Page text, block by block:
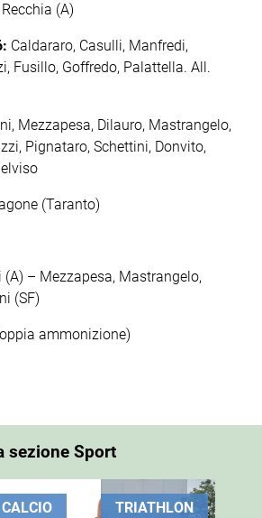
(A)
Caldararo, Casulli, Manfredi,
Fusillo, Goffredo, Palattella. All.
Mezzapesa, Dilauro, Mastrangelo,
Pignataro, Schettini, Donvito,
(Taranto)
(A) – Mezzapesa, Mastrangelo,
(SF)
ammonizione)
sezione Sport
CALCIO TRIATHLON